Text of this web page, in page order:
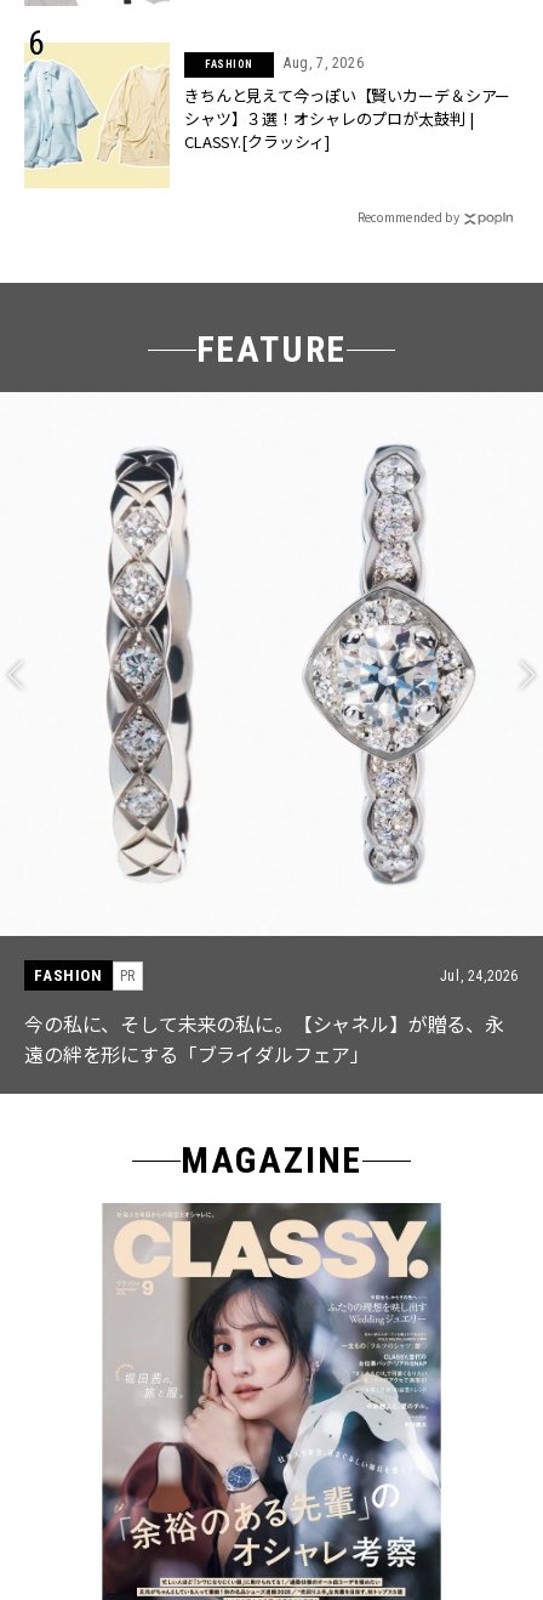
FASHION Aug, 7, 2026
きちんと見えて今っぽい【賢いカーデ＆シアー
シャツ】３選！オシャレのプロが太鼓判 |
CLASSY.[クラッシィ]
Recommended by
FEATURE
FASHION PR Jul, 15,2026
【ICB】人気インフルエンサーと共同制作! 週5で着たく
なる「名品ブラウス」２選
MAGAZINE